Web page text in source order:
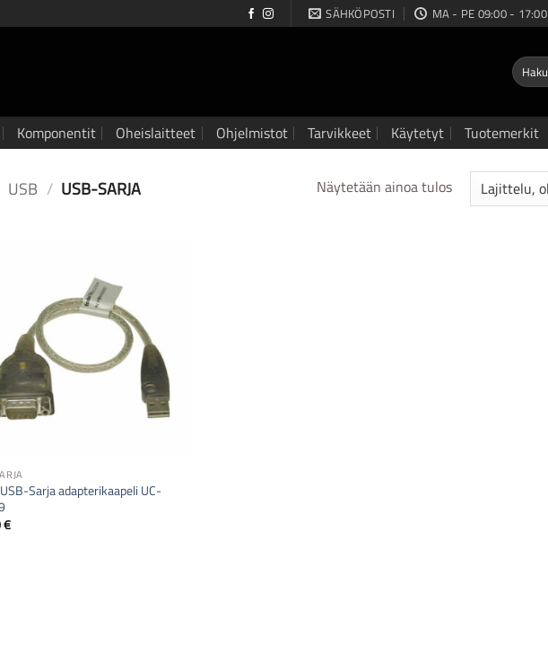
SÄHKÖPOSTI MA - PE 09:00 - 17:00
Etsi:
Komponentit Oheislaitteet Ohjelmistot Tarvikkeet Käytetyt Tuotemerkit
USB / USB-SARJA Näytetään ainoa tulos
Sarja adapterikaapeli UC-
€